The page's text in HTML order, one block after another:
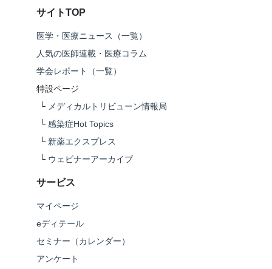
サイトTOP
医学・医療ニュース（一覧）
人気の医師連載・医療コラム
学会レポート（一覧）
特設ページ
└ メディカルトリビューン情報局
└ 感染症Hot Topics
└ 新薬エクスプレス
└ ウェビナーアーカイブ
サービス
マイページ
eディテール
セミナー（カレンダー）
アンケート